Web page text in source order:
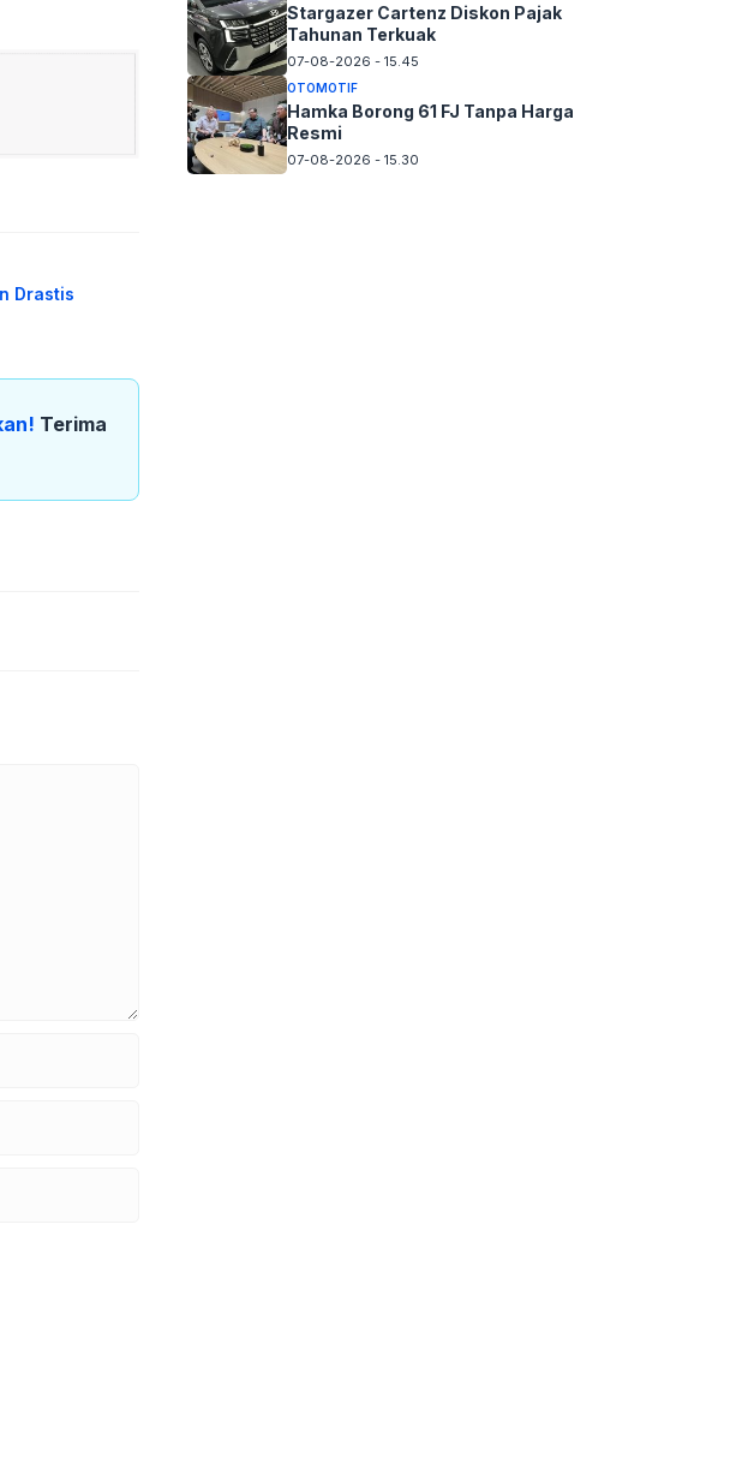
Drastis
Terima
Stargazer Cartenz Diskon Pajak
Tahunan Terkuak
07-08-2026 - 15.45
OTOMOTIF
Hamka Borong 61 FJ Tanpa Harga
Resmi
07-08-2026 - 15.30